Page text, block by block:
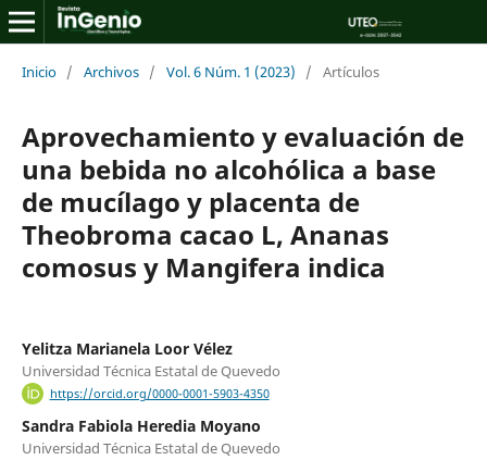
Inicio / Archivos / Vol. 6 Núm. 1 (2023) / Artículos
Aprovechamiento y evaluación de
una bebida no alcohólica a base
de mucílago y placenta de
Theobroma cacao L, Ananas
comosus y Mangifera indica
Yelitza Marianela Loor Vélez
Universidad Técnica Estatal de Quevedo
https://orcid.org/0000-0001-5903-4350
Sandra Fabiola Heredia Moyano
Universidad Técnica Estatal de Quevedo